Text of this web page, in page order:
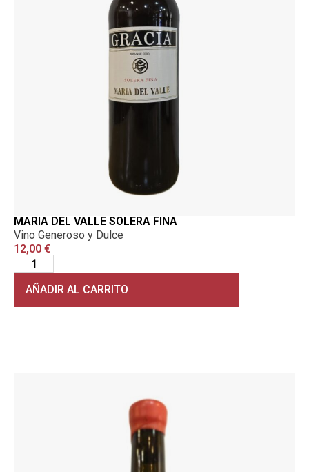
MARIA DEL VALLE SOLERA FINA
Vino Generoso y Dulce
12,00 €
AÑADIR AL CARRITO